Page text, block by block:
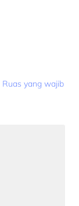
Ruas yang wajib